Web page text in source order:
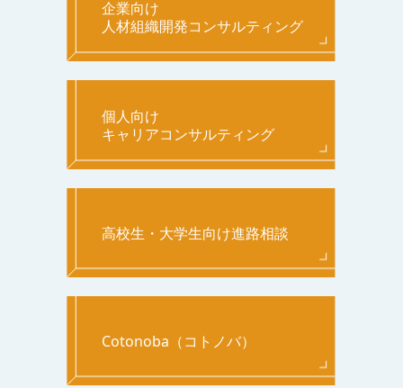
企業向け
人材組織開発コンサルティング
個人向け
キャリアコンサルティング
高校生・大学生向け進路相談
Cotonoba（コトノバ）